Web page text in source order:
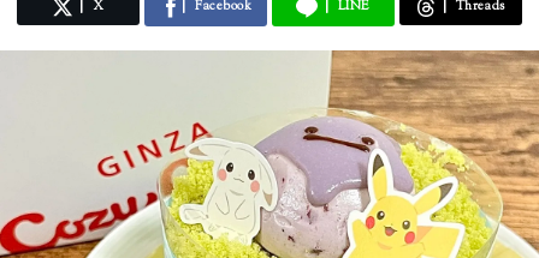
X Facebook LINE Threads